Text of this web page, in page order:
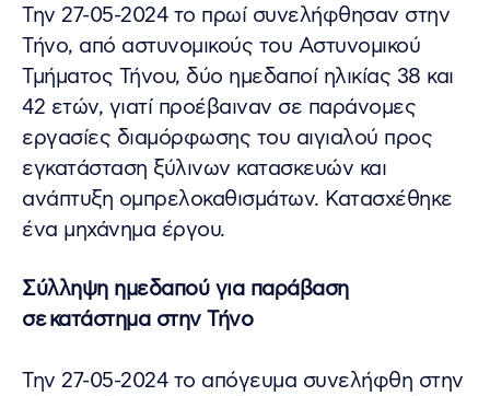
Την 27-05-2024 το πρωί συνελήφθησαν στην
Τήνο, από αστυνομικούς του Αστυνομικού
Τμήματος Τήνου, δύο ημεδαποί ηλικίας 38 και
42 ετών, γιατί προέβαιναν σε παράνομες
εργασίες διαμόρφωσης του αιγιαλού προς
εγκατάσταση ξύλινων κατασκευών και
ανάπτυξη ομπρελοκαθισμάτων. Κατασχέθηκε
ένα μηχάνημα έργου.
Σύλληψη ημεδαπού για παράβαση
σε κατάστημα στην Τήνο
Την 27-05-2024 το απόγευμα συνελήφθη στην